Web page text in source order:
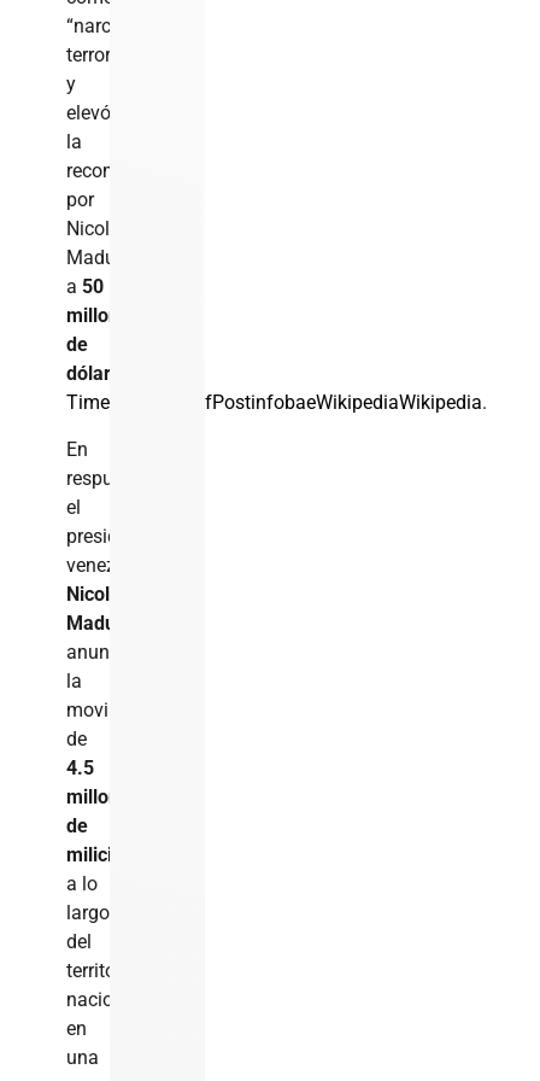
“narco-
terroristas”
y
elevó
la
recompensa
por
Nicolás
Maduro
a 50
millones
de
dólares
TimesLIVE
ElHuffPostinfobaeWikipediaWikipedia.
En
respuesta,
el
presidente
venezolano
Nicolás
Maduro
anunció
la
movilización
de
4.5
millones
de
milicianos
a lo
largo
del
territorio
nacional,
en
una